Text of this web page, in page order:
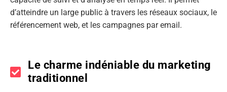
d’atteindre un large public à travers les réseaux sociaux, le
référencement web, et les campagnes par email.
Le charme indéniable du marketing
traditionnel